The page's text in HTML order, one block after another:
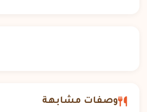
وصفات مشابهة